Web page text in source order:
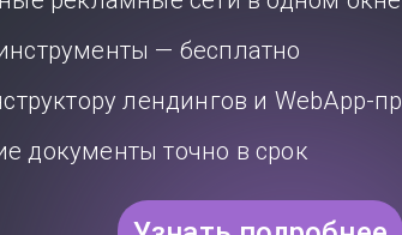
— бесплатно
лендингов и WebApp-
документы точно в срок